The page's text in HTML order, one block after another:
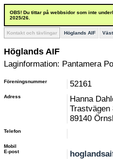
OBS! Du tittar på webbsidor som inte
2025/26.
Kontakt och tävlingar Höglands AIF
Höglands AIF
Laginformation: Pantamera
Föreningsnummer 52161
Adress
Hanna
Trastvägen
89140
Telefon
Mobil
E-post